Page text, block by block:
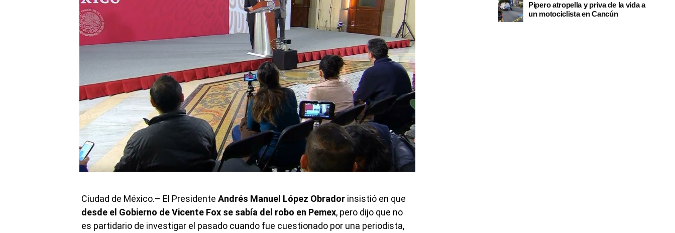
Ciudad de México.– El Presidente Andrés Manuel López Obrador insistió en que
desde el Gobierno de Vicente Fox se sabía del robo en Pemex, pero dijo que no
es partidario de investigar el pasado cuando fue cuestionado por una periodista,
Pipero atropella y priva de la vida a
un motociclista en Cancún